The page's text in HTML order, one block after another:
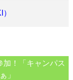
加！「キャンパス
」